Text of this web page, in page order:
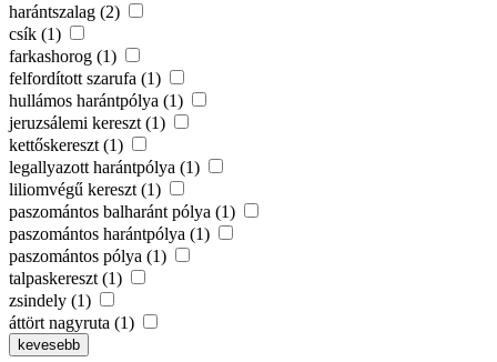
harántszalag (2)
csík (1)
farkashorog (1)
felfordított szarufa (1)
hullámos harántpólya (1)
jeruzsálemi kereszt (1)
kettőskereszt (1)
legallyazott harántpólya (1)
liliomvégű kereszt (1)
paszomántos balharánt pólya (1)
paszomántos harántpólya (1)
paszomántos pólya (1)
talpaskereszt (1)
zsindely (1)
áttört nagyruta (1)
kevesebb